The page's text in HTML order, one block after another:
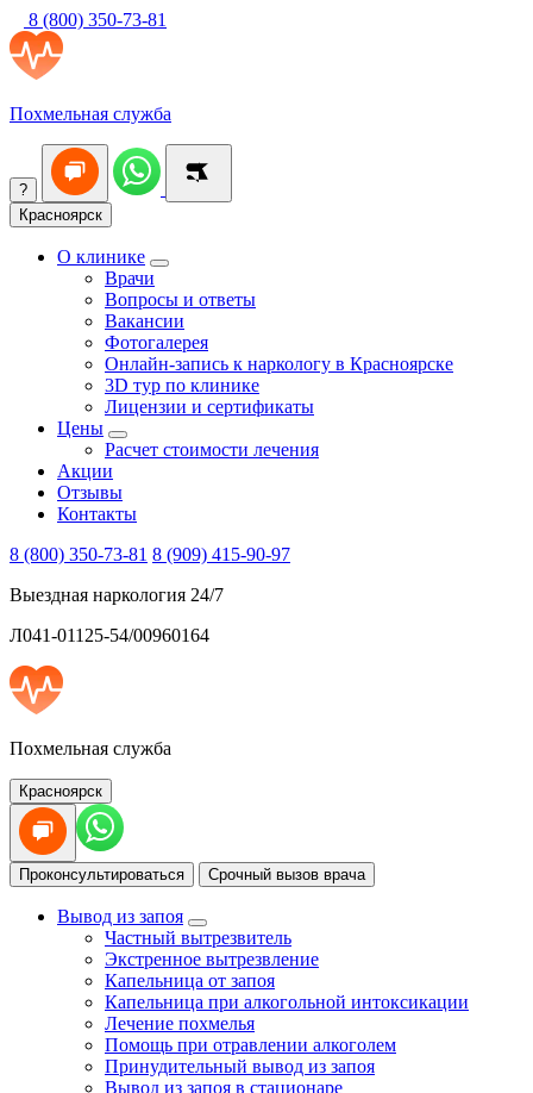
8 (800) 350-73-81
Похмельная служба
?
Красноярск
О клинике
Врачи
Вопросы и ответы
Вакансии
Фотогалерея
Онлайн-запись к наркологу в Красноярске
3D тур по клинике
Лицензии и сертификаты
Цены
Расчет стоимости лечения
Акции
Отзывы
Контакты
8 (800) 350-73-81 8 (909) 415-90-97
Выездная наркология 24/7
Л041-01125-54/00960164
Похмельная служба
Красноярск
Проконсультироваться Срочный вызов врача
Вывод из запоя
Частный вытрезвитель
Экстренное вытрезвление
Капельница от запоя
Капельница при алкогольной интоксикации
Лечение похмелья
Помощь при отравлении алкоголем
Принудительный вывод из запоя
Вывод из запоя в стационаре